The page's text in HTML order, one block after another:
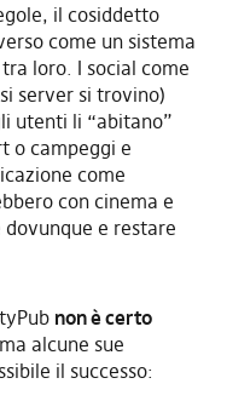
il cosiddetto
come un sistema
loro. I social come
server si trovino)
utenti li “abitano”
o campeggi e
come
con cinema e
e restare
non è certo
alcune sue
il successo: